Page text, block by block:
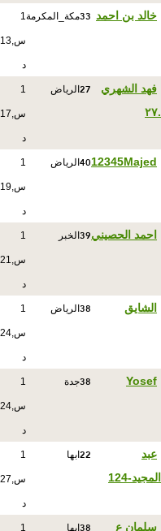
خالد بن احمد 33مكة_المكرمة1
س,13
د
فهد الشهري
.٢٧
27 الرياض 1
س,17
د
12345Majed
40 الرياض 1
س,19
د
احمد الحصيني39 الخبر 1
س,21
د
الشايق 38 الرياض 1
س,24
د
Yosef
38جدة 1
س,24
د
عبد
المجيد-124
22 ابها 1
س,27
د
سلمان ع 38 ابها 1